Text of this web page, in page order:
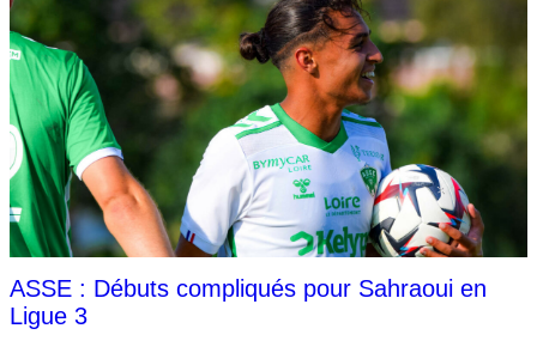
ASSE : Débuts compliqués pour Sahraoui en
Ligue 3